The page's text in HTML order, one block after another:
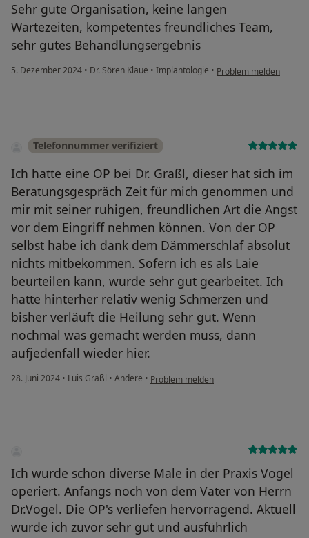
Sehr gute Organisation, keine langen
Wartezeiten, kompetentes freundliches Team,
sehr gutes Behandlungsergebnis
5. Dezember 2024 • Dr. Sören Klaue • Implantologie • Problem melden
Telefonnummer verifiziert
Ich hatte eine OP bei Dr. Graßl, dieser hat sich im
Beratungsgespräch Zeit für mich genommen und
mir mit seiner ruhigen, freundlichen Art die Angst
vor dem Eingriff nehmen können. Von der OP
selbst habe ich dank dem Dämmerschlaf absolut
nichts mitbekommen. Sofern ich es als Laie
beurteilen kann, wurde sehr gut gearbeitet. Ich
hatte hinterher relativ wenig Schmerzen und
bisher verläuft die Heilung sehr gut. Wenn
nochmal was gemacht werden muss, dann
aufjedenfall wieder hier.
28. Juni 2024 • Luis Graßl • Andere • Problem melden
Ich wurde schon diverse Male in der Praxis Vogel
operiert. Anfangs noch von dem Vater von Herrn
Dr.Vogel. Die OP's verliefen hervorragend. Aktuell
wurde ich zuvor sehr gut und ausführlich